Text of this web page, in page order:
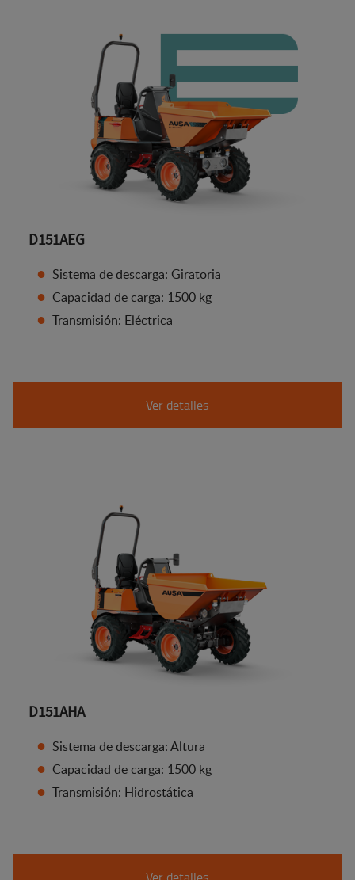
D151AEG
Sistema de descarga: Giratoria
Capacidad de carga: 1500 kg
Transmisión: Eléctrica
Ver detalles
D151AHA
Sistema de descarga: Altura
Capacidad de carga: 1500 kg
Transmisión: Hidrostática